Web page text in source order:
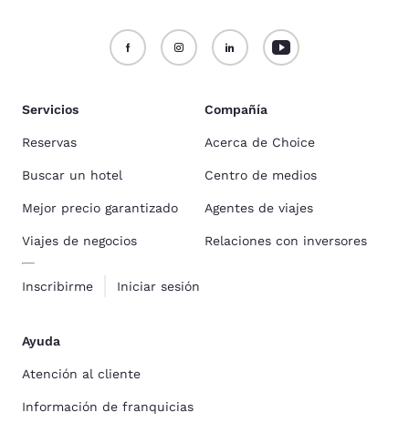
Servicios
Reservas
Buscar un hotel
Mejor precio garantizado
Viajes de negocios
Inscribirme Iniciar sesión
Compañía
Acerca de Choice
Centro de medios
Agentes de viajes
Relaciones con inversores
Ayuda
Atención al cliente
Información de franquicias